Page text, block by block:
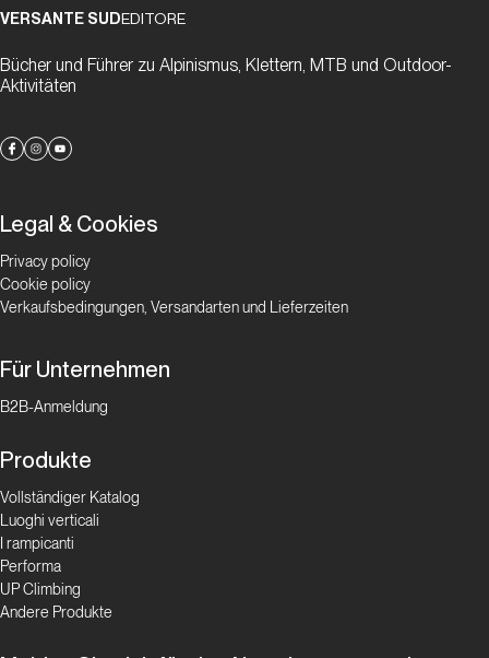
VERSANTE SUDEDITORE
Bücher und Führer zu Alpinismus, Klettern, MTB und Outdoor-
Aktivitäten
Legal & Cookies
Privacy policy
Cookie policy
Verkaufsbedingungen, Versandarten und Lieferzeiten
Für Unternehmen
B2B-Anmeldung
Produkte
Vollständiger Katalog
Luoghi verticali
I rampicanti
Performa
UP Climbing
Andere Produkte